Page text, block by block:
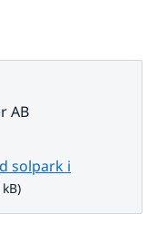
AB
solpark i